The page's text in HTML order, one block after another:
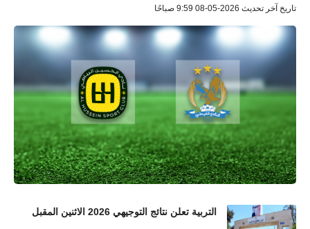
تاريخ آخر تحديث 2026-05-08 9:59 صباحًا
التربية تعلن نتائج التوجيهي 2026 الاثنين المقبل